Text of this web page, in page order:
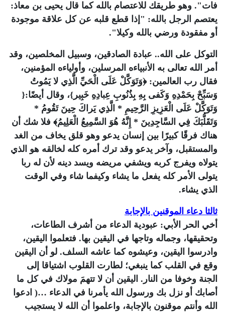
فات". وهو طريقك للاعتصام بالله كما قال يحيى بن معاذ:
يعتصم الرجل بالله: "إذا قطع قلبه عن كل علاقة موجودة
أو مفقودة ورضي بالله وكيلا".
التوكل على الله.. عبادة الصادقين، وسبيل المخلصين، وقد
أمر الله تعالى به الأنبياءه المرسلين، وأولياءه المؤمنين،
فقال رب العالمين: ﴿وَتَوَكَّلْ عَلَى الْحَيِّ الَّذِي لا يَمُوتُ
وَسَبِّحْ بِحَمْدِهِ وَكَفى بِهِ بِذُنُوبِ عِبادِهِ خَبِير}، وقال أيضًا:{
وَتَوَكَّلْ عَلَى الْعَزِيزِ الرَّحِيمِ * الَّذِي يَراكَ حِينَ تَقُومُ *
وَتَقَلُّبَكَ فِي السَّاجِدِينَ * إِنَّهُ هُوَ السَّمِيعُ الْعَلِيمُ﴾ فلا شك أن
هناك فرقًا كبيرًا بين إنسان يدعو وهو قلق يخاف من الغد
والمستقبل، وآخر يدعو وقد ترك أمره كله لخالقه هو الذي
يتولاه ويفرج كربه ويشفي مريضه ويسد دينه لأن له ربا
يتولى الأمر كله يفعل ما يشاء وكيفما شاء وفي الوقت
الذي يشاء.
ثالثا دعاء الموقنين بالإجابة
أخي الحر الأبي: عبودية الدعاء من أشرف الطاعات،
وتحقيقها، وجماله وتاجها في اليقين بها. فتعلموا اليقين،
وادرسوا اليقين، وعيشوه كما عاشه السلف. لو أن اليقين
وقع في القلب كما ينبغي؛ لطارت القلوب اشتياقا إلى
الجنة وخوفا من النار. اليقين أن لا تتهمَ مولاك في كل ما
أصابك أو نزل بك ورسول الله يأمرنا في الدعاء …( ادعوا
الله وأنتم موقنون بالإجابة، واعلموا أن الله لا يستجيب